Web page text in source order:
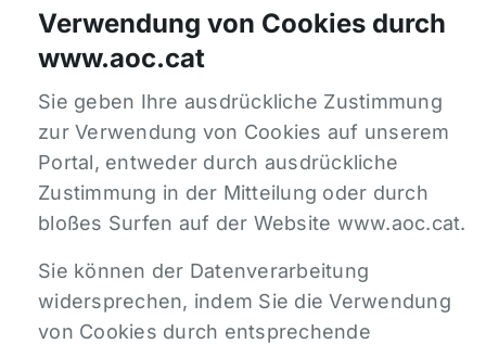
Verwendung von Cookies durch
www.aoc.cat
Sie geben Ihre ausdrückliche Zustimmung
zur Verwendung von Cookies auf unserem
Portal, entweder durch ausdrückliche
Zustimmung in der Mitteilung oder durch
bloßes Surfen auf der Website www.aoc.cat.
Sie können der Datenverarbeitung
widersprechen, indem Sie die Verwendung
von Cookies durch entsprechende